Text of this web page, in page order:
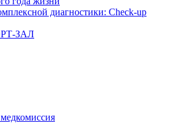
диагностики: Check-up
ЗАЛ